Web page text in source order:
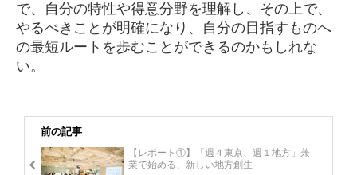
で、自分の特性や得意分野を理解し、その上で、
やるべきことが明確になり、自分の目指すものへ
の最短ルートを歩むことができるのかもしれな
い。
前の記事
【レポート①】「週４東京、週１地方」兼
業で始める、新しい地方創生